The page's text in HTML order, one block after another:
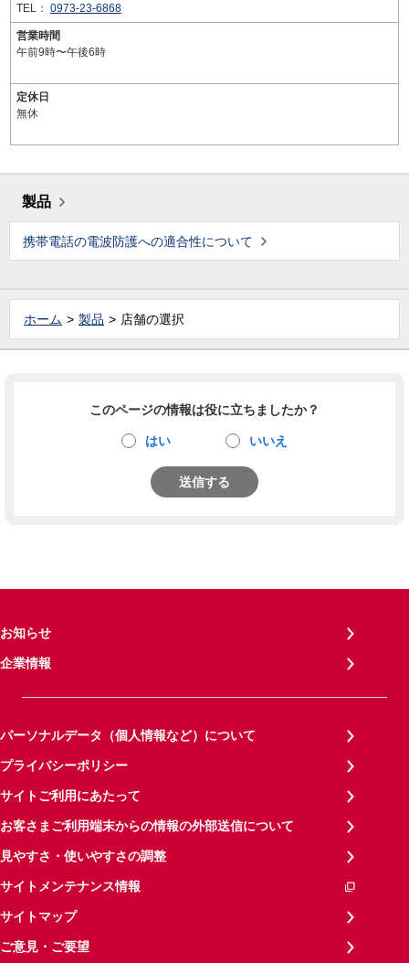
TEL： 0973-23-6868
営業時間
午前9時〜午後6時
定休日
無休
製品
携帯電話の電波防護への適合性について
ホーム 製品 店舗の選択
このページの情報は役に立ちましたか？
はい いいえ
送信する
お知らせ
企業情報
パーソナルデータ（個人情報など）について
プライバシーポリシー
サイトご利用にあたって
お客さまご利用端末からの情報の外部送信について
見やすさ・使いやすさの調整
サイトメンテナンス情報
サイトマップ
ご意見・ご要望